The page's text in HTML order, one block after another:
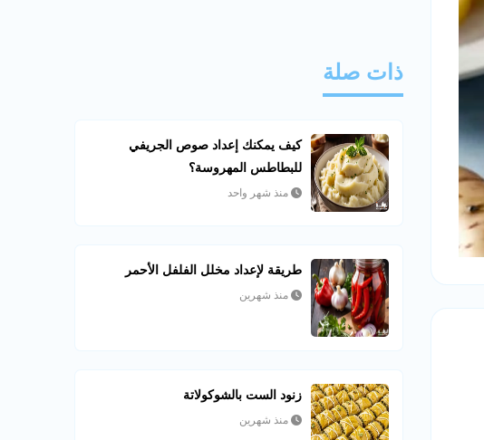
ذات صلة
كيف يمكنك إعداد صوص الجريفي
للبطاطس المهروسة؟
منذ شهر واحد
طريقة لإعداد مخلل الفلفل الأحمر
منذ شهرين
زنود الست بالشوكولاتة
منذ شهرين